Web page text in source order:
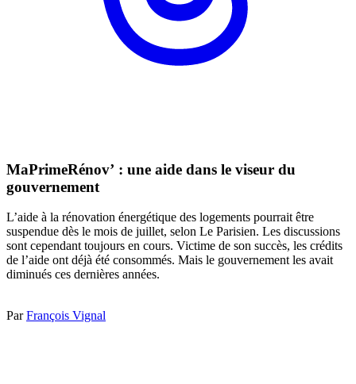
MaPrimeRénov’ : une aide dans le viseur du
gouvernement
L’aide à la rénovation énergétique des logements pourrait être
suspendue dès le mois de juillet, selon Le Parisien. Les discussions
sont cependant toujours en cours. Victime de son succès, les crédits
de l’aide ont déjà été consommés. Mais le gouvernement les avait
diminués ces dernières années.
ParFrançois Vignal